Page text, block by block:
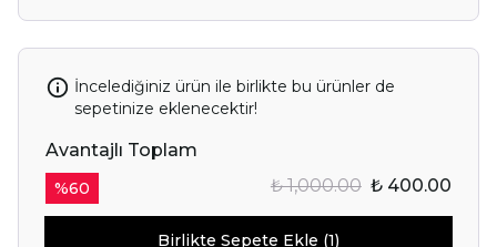
İncelediğiniz ürün ile birlikte bu ürünler de
sepetinize eklenecektir!
Avantajlı Toplam
%60 ₺ 1,000.00 ₺ 400.00
Birlikte Sepete Ekle (1)